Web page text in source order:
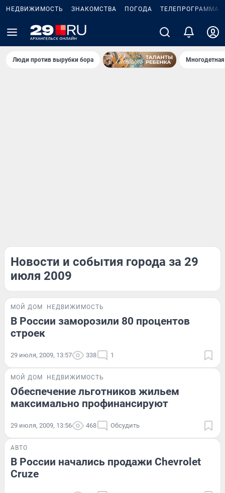
НЕДВИЖИМОСТЬ ЗНАКОМСТВА ПОГОДА ТЕЛЕПРОГРАММА
Люди против вырубки бора
Новости и события города за 29
июля 2009
МОЙ ДОМ НЕДВИЖИМОСТЬ
В России заморозили 80 процентов
строек
29 июля, 2009, 13:57 338 1
МОЙ ДОМ НЕДВИЖИМОСТЬ
Обеспечение льготников жильем
максимально профинансируют
29 июля, 2009, 13:56 468 Обсудить
АВТО
В России начались продажи Chevrolet
Cruze